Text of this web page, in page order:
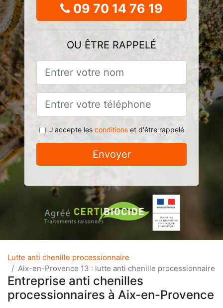
09 70 14 76 19
OU ÊTRE RAPPELÉ
J'accepte les conditionset d'être rappelé
Envoyer
Lutte anti chenille processionnaire
Aix-en-Provence 13 : lutte anti chenille processionnaire
Entreprise anti chenilles
processionnaires à Aix-en-Provence